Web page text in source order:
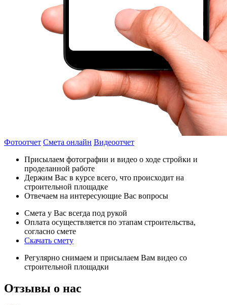
Фотоотчет Смета онлайн Видеоотчет
Присылаем фотографии и видео о ходе стройки и
проделанной работе
Держим Вас в курсе всего, что происходит на
строительной площадке
Отвечаем на интересующие Вас вопросы
Смета у Вас всегда под рукой
Оплата осуществляется по этапам строительства,
согласно смете
Скачать смету
Регулярно снимаем и присылаем Вам видео со
строительной площадки
Отзывы о нас